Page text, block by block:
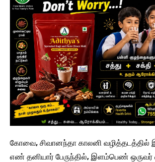
கோவை, சிவானந்தா காலனி வழித்தடத்தில்
எண் தனியார் பேருந்தில், இளம்பெண் ஒருவர்